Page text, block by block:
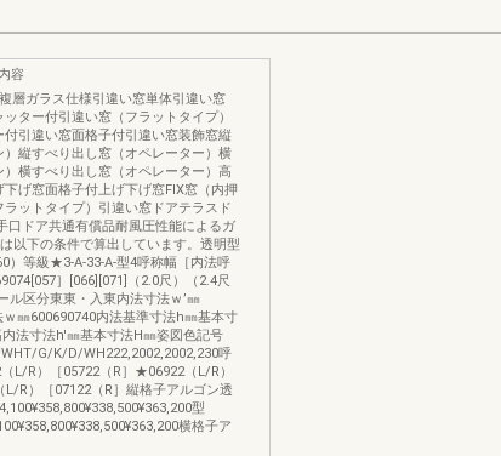
容
層ガラス仕様引違い窓単体引違い窓
ッター付引違い窓（フラットタイプ）
引違い窓面格子付引違い窓装飾窓縦
縦すべり出し窓（オペレーター）横
横すべり出し窓（オペレーター）高
げ窓面格子付上げ下げ窓FIX窓（内押
ットタイプ）引違い窓ドアテラスド
口ドア共通有償品耐風圧性能によるガ
以下の条件で算出しています。透明型
）等級★3-A-33-A-型4呼称幅［内法呼
］[066][071]（2.0尺）（2.4尺
ル区分東東・入東内法寸法ｗ’㎜
㎜600690740内法基準寸法h㎜基本寸
法寸法h'㎜基本寸法H㎜姿図色記号
G/K/D/WH222,2002,2002,230呼
L/R）［05722（R］★06922（L/R）
L/R）［07122（R］縦格子アルゴン透
型
横格子ア